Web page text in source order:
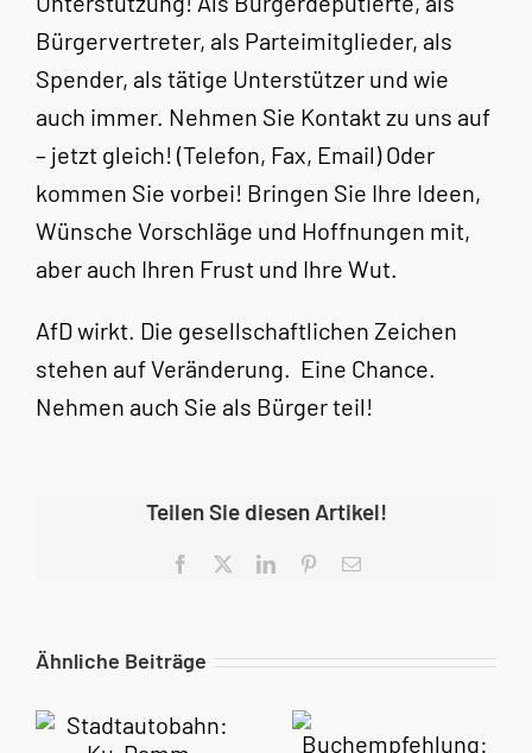
Bürgervertreter, als Parteimitglieder, als
Spender, als tätige Unterstützer und wie
auch immer. Nehmen Sie Kontakt zu uns auf
– jetzt gleich! (Telefon, Fax, Email) Oder
kommen Sie vorbei! Bringen Sie Ihre Ideen,
Wünsche Vorschläge und Hoffnungen mit,
aber auch Ihren Frust und Ihre Wut.
AfD wirkt. Die gesellschaftlichen Zeichen
stehen auf Veränderung. Eine Chance.
Nehmen auch Sie als Bürger teil!
Teilen Sie diesen Artikel!
Facebook LinkedInPinterest
E-
Ähnliche Beiträge